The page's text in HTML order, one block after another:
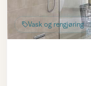
Vask og rengjøring